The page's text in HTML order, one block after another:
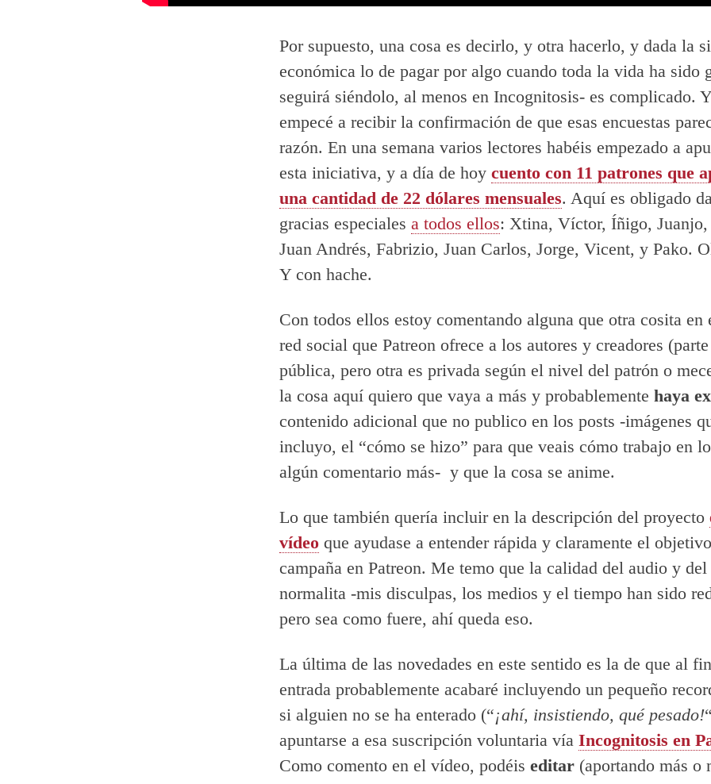
Por supuesto, una cosa es decirlo, y otra hacerlo, y dada la
económica lo de pagar por algo cuando toda la vida ha sido
seguirá siéndolo, al menos en Incognitosis- es complicado.
empecé a recibir la confirmación de que esas encuestas
razón. En una semana varios lectores habéis empezado a
esta iniciativa, y a día de hoy cuento con 11 patrones que
una cantidad de 22 dólares mensuales. Aquí es obligado
gracias especiales a todos ellos: Xtina, Víctor, Íñigo, Juanjo,
Juan Andrés, Fabrizio, Juan Carlos, Jorge, Vicent, y Pako.
Y con hache.
Con todos ellos estoy comentando alguna que otra cosita en
red social que Patreon ofrece a los autores y creadores
pública, pero otra es privada según el nivel del patrón o
la cosa aquí quiero que vaya a más y probablemente haya
contenido adicional que no publico en los posts -imágenes
incluyo, el “cómo se hizo” para que veais cómo trabajo en
algún comentario más- y que la cosa se anime.
Lo que también quería incluir en la descripción del proyecto
vídeo que ayudase a entender rápida y claramente el
campaña en Patreon. Me temo que la calidad del audio y del
normalita -mis disculpas, los medios y el tiempo han sido
pero sea como fuere, ahí queda eso.
La última de las novedades en este sentido es la de que al
entrada probablemente acabaré incluyendo un pequeño
si alguien no se ha enterado (“¡ahí, insistiendo, qué pesado!
apuntarse a esa suscripción voluntaria vía Incognitosis en
Como comento en el vídeo, podéis editar (aportando más o